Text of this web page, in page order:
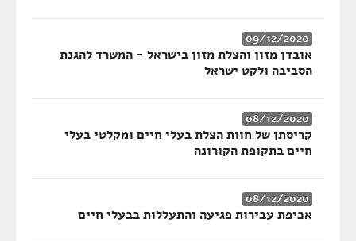
09/12/2020
אובדן מזון והצלת מזון בישראל - המשרד להגנת
הסביבה ולקט ישראל
08/12/2020
קריסתן של חוות הצלת בעלי חיים ומקלטי בעלי
חיים בתקופת הקורונה
08/12/2020
אכיפת עבירות פגיעה והתעללות בבעלי חיים